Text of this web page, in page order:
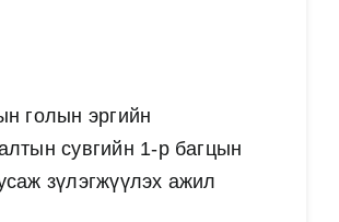
голын эргийн
сувгийн 1-р багцын
зүлэгжүүлэх ажил